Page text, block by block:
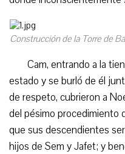
Construcción de la Torre de
Cam, entrando a la
estado y se burló de él
de respeto, cubrieron a
del pésimo procedimiento
que sus descendientes
hijos de Sem y Jafet; y